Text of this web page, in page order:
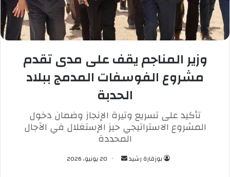
وزير المناجم يقف على مدى تقدم
مشروع الفوسفات المدمج ببلاد
الحدبة
تأكيد على تسريع وتيرة الإنجاز وضمان دخول
المشروع الاستراتيجي حيز الإستغلال في الآجال
المحددة
بوزقارة رشيد 20 يونيو، 2026